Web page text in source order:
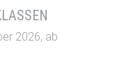
2026, ab